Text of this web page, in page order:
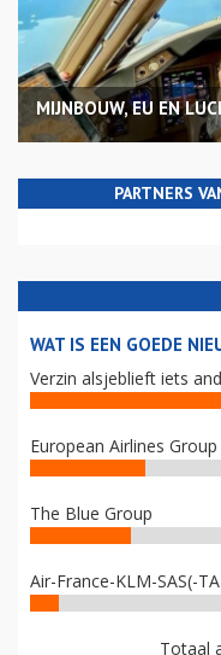
MIJNBOUW, EU EN
PARTNERS
WAT IS EEN GOEDE
Verzin alsjeblieft iets
European Airlines Group
The Blue Group
Air-France-KLM-SAS(-
Totaal